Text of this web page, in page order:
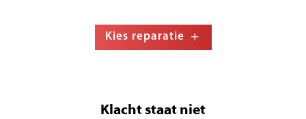
Kies reparatie
Klacht staat niet